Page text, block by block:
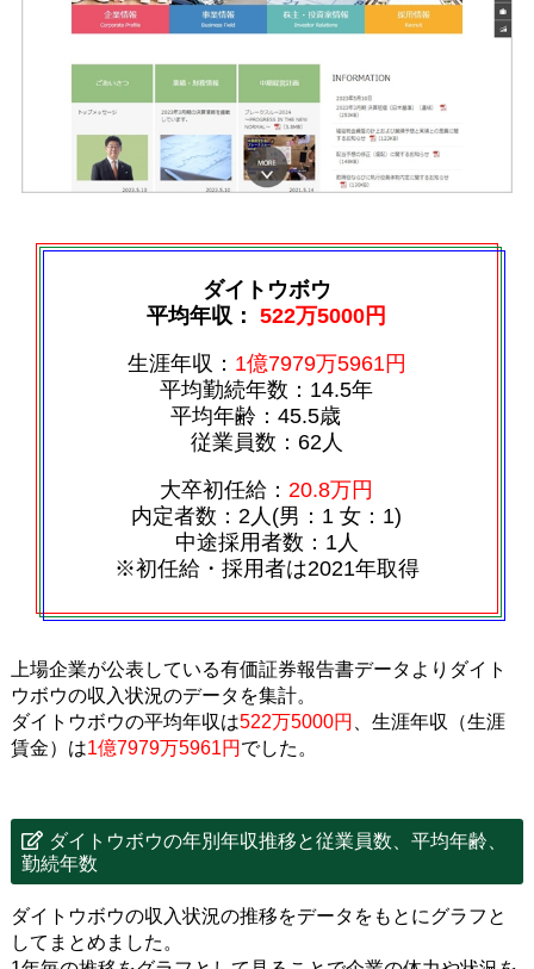
ダイトウボウ
平均年収：522万5000円
生涯年収： 1億7979万5961円
平均勤続年数：14.5年
平均年齢：45.5歳
従業員数：62人
大卒初任給： 20.8万円
内定者数：2人(男：1 女：1)
中途採用者数：1人
※初任給・採用者は2021年取得
上場企業が公表している有価証券報告書データよりダイト
ウボウの収入状況のデータを集計。
ダイトウボウの平均年収は522万5000円
、生涯年収（生涯
賃金）は1億7979万5961円 でした。
ダイトウボウの年別年収推移と従業員数、平均年齢、
勤続年数
ダイトウボウの収入状況の推移をデータをもとにグラフと
してまとめました。